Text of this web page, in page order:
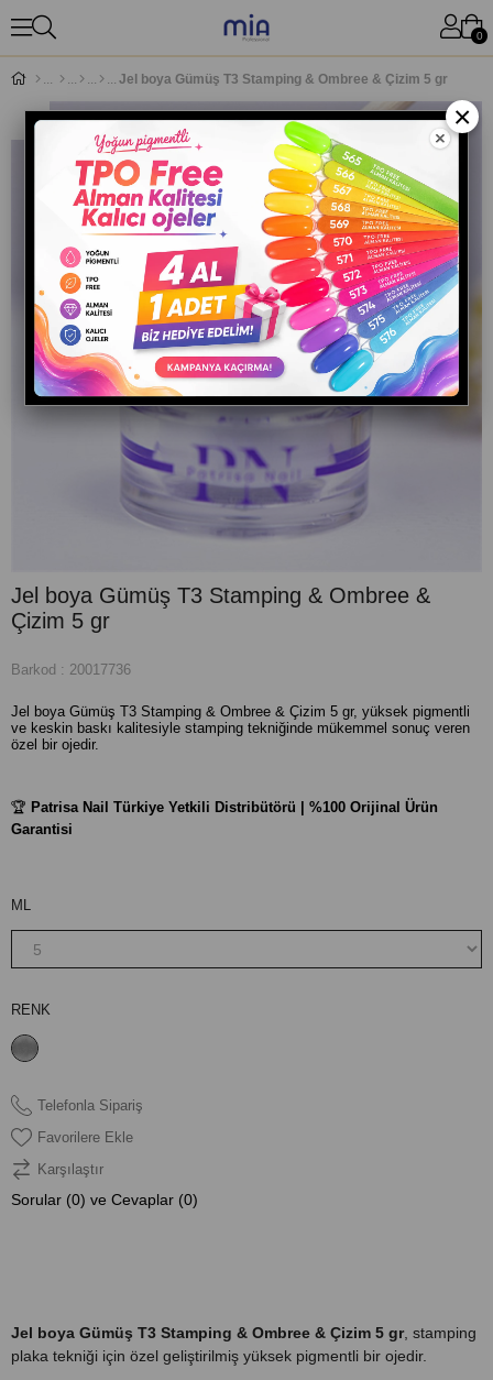
0
Jel boya Gümüş T3 Stamping & Ombree & Çizim 5 gr
Jel boya Gümüş T3 Stamping & Ombree &
Çizim 5 gr
Barkod : 20017736
Jel boya Gümüş T3 Stamping & Ombree & Çizim 5 gr, yüksek pigmentli
ve keskin baskı kalitesiyle stamping tekniğinde mükemmel sonuç veren
özel bir ojedir.
🏆 Patrisa Nail Türkiye Yetkili Distribütörü | %100 Orijinal Ürün
Garantisi
ML
RENK
Telefonla Sipariş
Favorilere Ekle
Karşılaştır
Sorular (0) ve Cevaplar (0)
Jel boya Gümüş T3 Stamping & Ombree & Çizim 5 gr, stamping
plaka tekniği için özel geliştirilmiş yüksek pigmentli bir ojedir.
×